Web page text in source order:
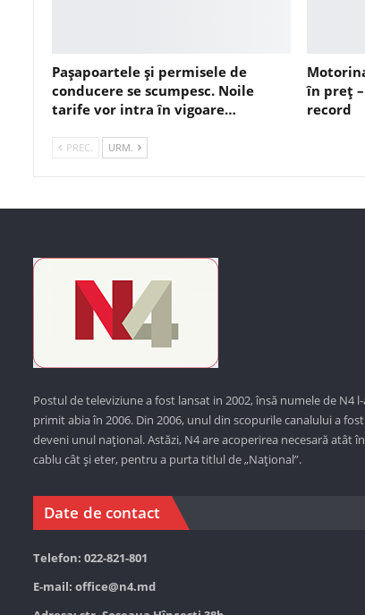
Pașapoartele și permisele de
conducere se scumpesc. Noile
tarife vor intra în vigoare…
în preț
record
PREC. URM.
Postul de televiziune a fost lansat in 2002, însă numele de N4
primit abia în 2006. Din 2006, unul din scopurile canalului a
deveni unul național. Astăzi, N4 are acoperirea necesară atât în
cablu cât și eter, pentru a purta titlul de „Național”.
Date de contact
Telefon: 022-821-801
E-mail: office@n4.md